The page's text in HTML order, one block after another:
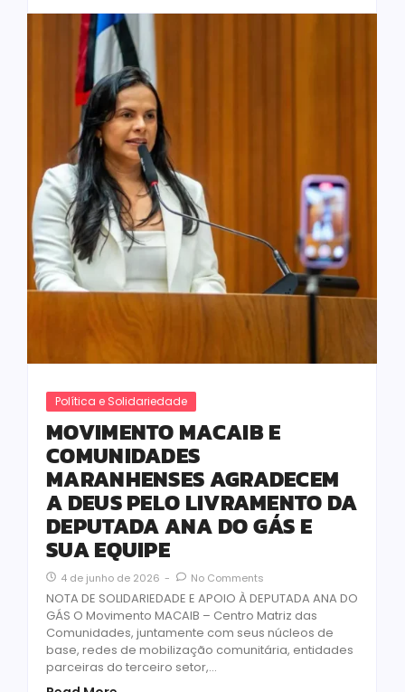
Política e Solidariedade
MOVIMENTO MACAIB E
COMUNIDADES
MARANHENSES AGRADECEM
A DEUS PELO LIVRAMENTO DA
DEPUTADA ANA DO GÁS E
SUA EQUIPE
4 de junho de 2026 - No Comments
NOTA DE SOLIDARIEDADE E APOIO À DEPUTADA ANA DO
GÁS O Movimento MACAIB – Centro Matriz das
Comunidades, juntamente com seus núcleos de
base, redes de mobilização comunitária, entidades
parceiras do terceiro setor,...